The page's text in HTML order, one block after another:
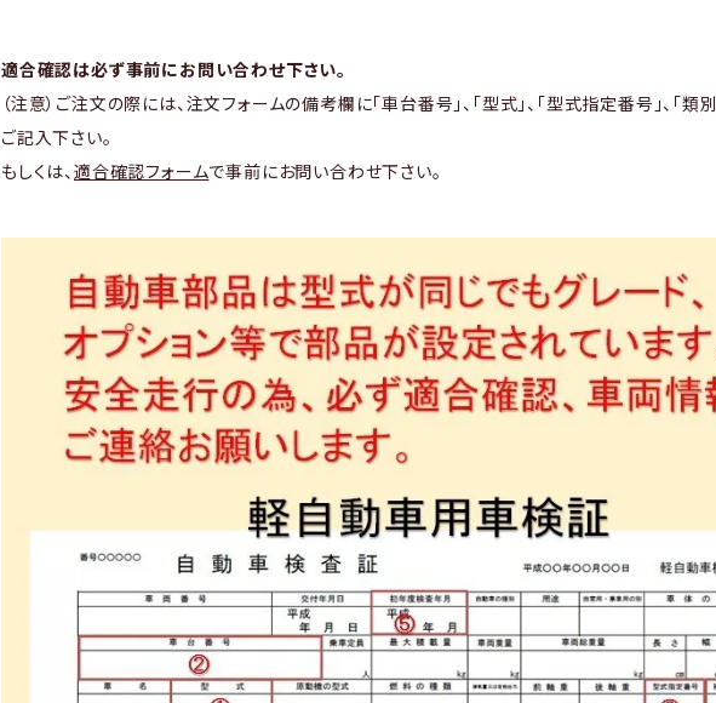
適合確認は必ず事前にお問い合わせ下さい。
（注意）ご注文の際には、注文フォームの備考欄に「車台番号」、「型式」、「型式指定番号」、「類
ご記入下さい。
もしくは、 適合確認フォームで事前にお問い合わせ下さい。